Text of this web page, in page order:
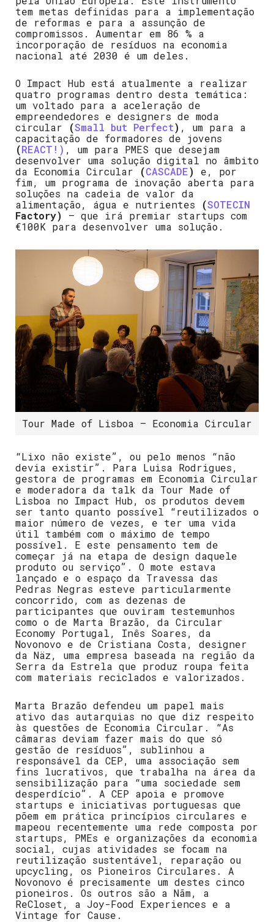
tem metas definidas para a implementação
de reformas e para a assunção de
compromissos. Aumentar em 86 % a
incorporação de resíduos na economia
nacional até 2030 é um deles.
O Impact Hub está atualmente a realizar
quatro programas dentro desta temática:
um voltado para a aceleração de
empreendedores e designers de moda
circular
(Small but Perfect) , um para a
capacitação de formadores de jovens
(REACT!) , um para PMES que desejam
desenvolver uma solução digital no âmbito
da Economia Circular
(CASCADE) e, por
fim, um programa de inovação aberta para
soluções na cadeia de valor da
alimentação, água e nutrientes
(SOTECIN
Factory) – que irá premiar startups com
€100K para desenvolver uma solução.
Tour Made of Lisboa – Economia Circular
“Lixo não existe”, ou pelo menos “não
devia existir”. Para Luisa Rodrigues,
gestora de programas em Economia Circular
e moderadora da talk da Tour Made of
Lisboa no Impact Hub, os produtos devem
ser tanto quanto possível “reutilizados o
maior número de vezes, e ter uma vida
útil também com o máximo de tempo
possível. E este pensamento tem de
começar já na etapa de design daquele
produto ou serviço”. O mote estava
lançado e o espaço da Travessa das
Pedras Negras esteve particularmente
concorrido, com as dezenas de
participantes que ouviram testemunhos
como o de Marta Brazão, da Circular
Economy Portugal, Inês Soares, da
Novonovo e de Cristiana Costa, designer
da Näz, uma empresa baseada na região da
Serra da Estrela que produz roupa feita
com materiais reciclados e valorizados.
Marta Brazão defendeu um papel mais
ativo das autarquias no que diz respeito
às questões de Economia Circular. “As
câmaras deviam fazer mais do que só
gestão de resíduos”, sublinhou a
responsável da CEP, uma associação sem
fins lucrativos, que trabalha na área da
sensibilização para “uma sociedade sem
desperdício”. A CEP apoia e promove
startups e iniciativas portuguesas que
põem em prática princípios circulares e
mapeou recentemente uma rede composta por
startups, PMEs e organizações da economia
social, cujas atividades se focam na
reutilização sustentável, reparação ou
upcycling, os Pioneiros Circulares. A
Novonovo é precisamente um destes cinco
pioneiros. Os outros são a Nãm, a
ReCloset, a Joy-Food Experiences e a
Vintage for Cause.